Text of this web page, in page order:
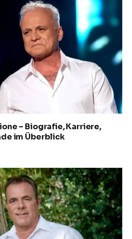
– Biografie, Karriere,
im Überblick